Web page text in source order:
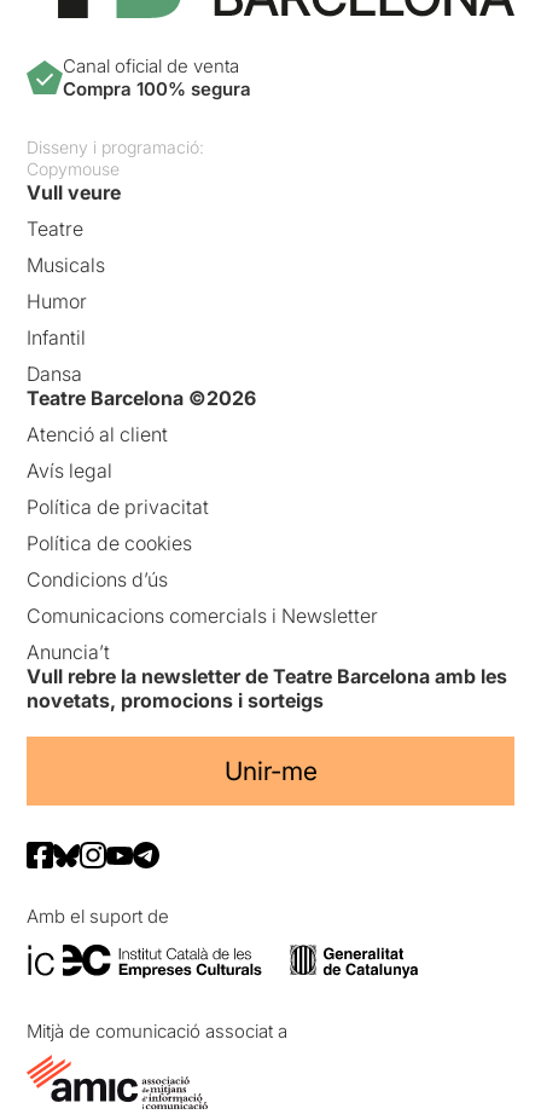
Canal oficial de venta
Compra 100% segura
Disseny i programació:
Copymouse
Vull veure
Teatre
Musicals
Humor
Infantil
Dansa
Teatre Barcelona ©2026
Atenció al client
Avís legal
Política de privacitat
Política de cookies
Condicions d’ús
Comunicacions comercials i Newsletter
Anuncia’t
Vull rebre la newsletter de Teatre Barcelona amb les
novetats, promocions i sorteigs
Unir-me
Amb el suport de
Mitjà de comunicació associat a